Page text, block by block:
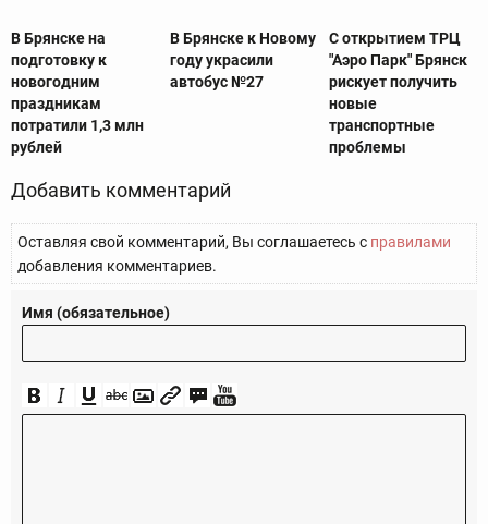
В Брянске на
подготовку к
новогодним
праздникам
потратили 1,3 млн
рублей
В Брянске к Новому
году украсили
автобус №27
С открытием ТРЦ
"Аэро Парк" Брянск
рискует получить
новые
транспортные
проблемы
Добавить комментарий
Оставляя свой комментарий, Вы соглашаетесь с правилами
добавления комментариев.
Имя (обязательное)